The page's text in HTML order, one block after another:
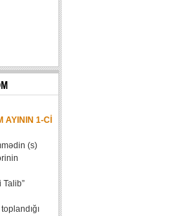
AYININ 1-CI
(s)
Talib”